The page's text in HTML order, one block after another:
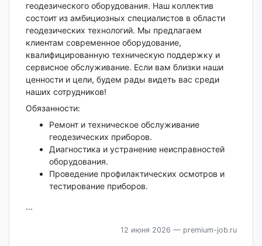
геодезического оборудования. Наш коллектив
состоит из амбициозных специалистов в области
геодезических технологий. Мы предлагаем
клиентам современное оборудование,
квалифицированную техническую поддержку и
сервисное обслуживание. Если вам близки наши
ценности и цели, будем рады видеть вас среди
наших сотрудников!
Обязанности:
Ремонт и техническое обслуживание
геодезических приборов.
Диагностика и устранение неисправностей
оборудования.
Проведение профилактических осмотров и
тестирование приборов.
...
12 июня 2026 — premium-job.ru